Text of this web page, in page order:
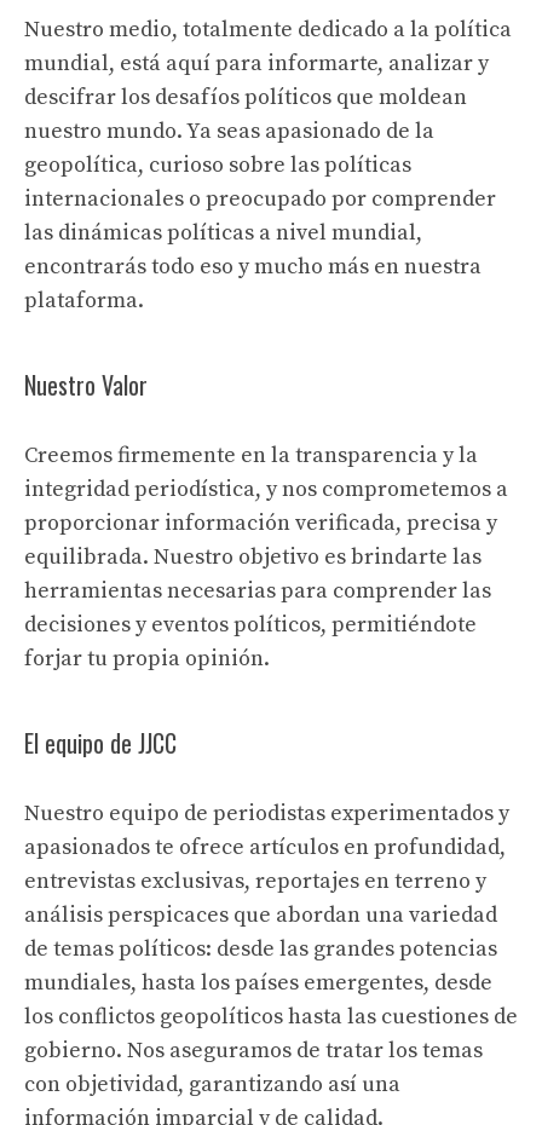
Nuestro medio, totalmente dedicado a la política
mundial, está aquí para informarte, analizar y
descifrar los desafíos políticos que moldean
nuestro mundo. Ya seas apasionado de la
geopolítica, curioso sobre las políticas
internacionales o preocupado por comprender
las dinámicas políticas a nivel mundial,
encontrarás todo eso y mucho más en nuestra
plataforma.
Nuestro Valor
Creemos firmemente en la transparencia y la
integridad periodística, y nos comprometemos a
proporcionar información verificada, precisa y
equilibrada. Nuestro objetivo es brindarte las
herramientas necesarias para comprender las
decisiones y eventos políticos, permitiéndote
forjar tu propia opinión.
El equipo de JJCC
Nuestro equipo de periodistas experimentados y
apasionados te ofrece artículos en profundidad,
entrevistas exclusivas, reportajes en terreno y
análisis perspicaces que abordan una variedad
de temas políticos: desde las grandes potencias
mundiales, hasta los países emergentes, desde
los conflictos geopolíticos hasta las cuestiones de
gobierno. Nos aseguramos de tratar los temas
con objetividad, garantizando así una
información imparcial y de calidad.